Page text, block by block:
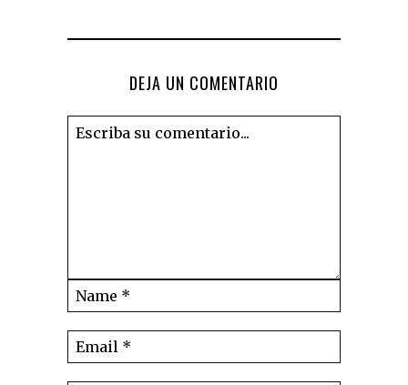
DEJA UN COMENTARIO